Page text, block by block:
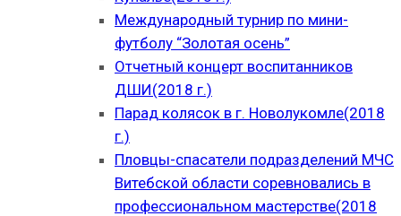
Международный турнир по мини-
футболу “Золотая осень”
Отчетный концерт воспитанников
ДШИ(2018 г.)
Парад колясок в г. Новолукомле(2018
г.)
Пловцы-спасатели подразделений МЧС
Витебской области соревновались в
профессиональном мастерстве(2018